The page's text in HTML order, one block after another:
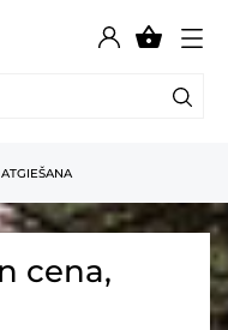

cena,